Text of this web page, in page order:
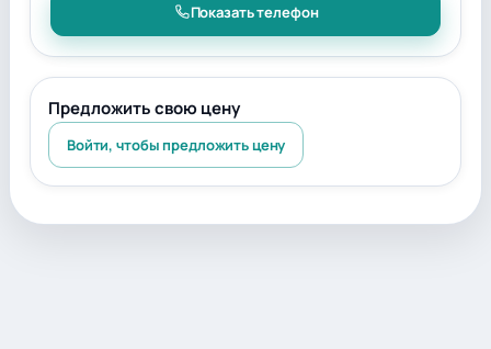
Показать телефон
Предложить свою цену
Войти, чтобы предложить цену